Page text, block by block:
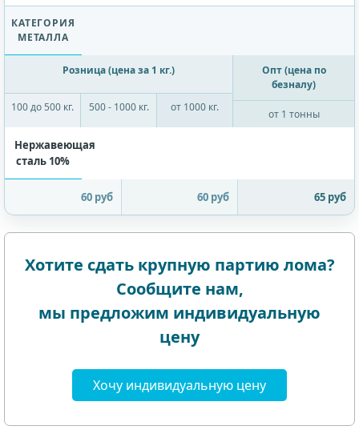
КАТЕГОРИЯ
МЕТАЛЛА
Розница (цена за 1 кг.)
100 до 500 кг. 500 - 1000 кг. от 1000 кг.
Опт (цена по
безналу)
от 1 тонны
Нержавеющая
сталь 10%
60 руб 60 руб 65 руб
Хотите сдать крупную партию лома?
Сообщите нам,
мы предложим индивидуальную
цену
Хочу индивидуальную цену